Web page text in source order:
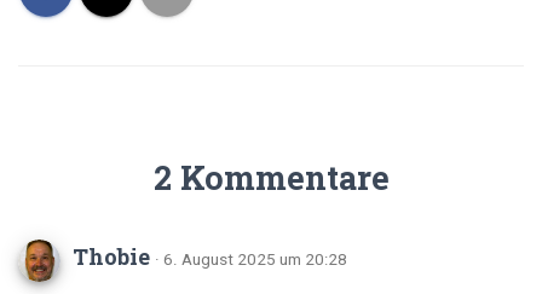
2 Kommentare
Thobie · 6. August 2025 um 20:28